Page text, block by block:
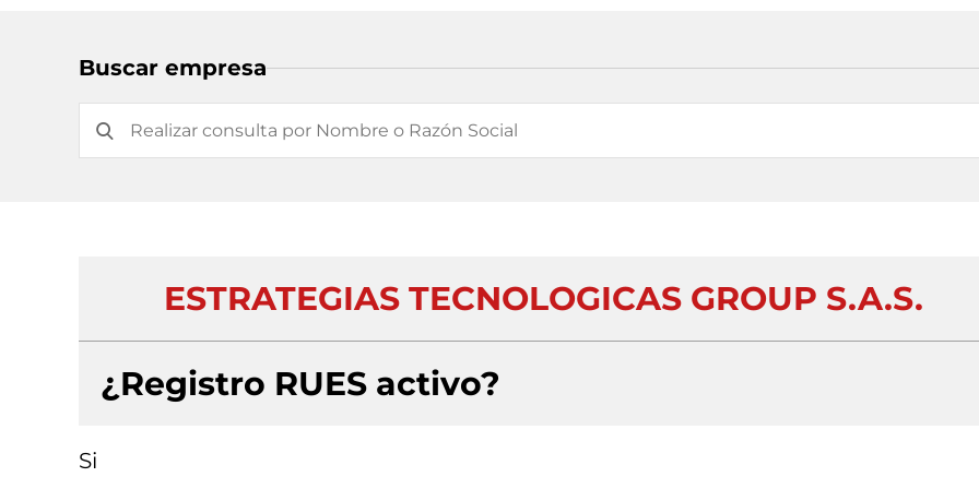
Buscar empresa
ESTRATEGIAS TECNOLOGICAS GROUP S.A.S.
¿Registro RUES activo?
Si